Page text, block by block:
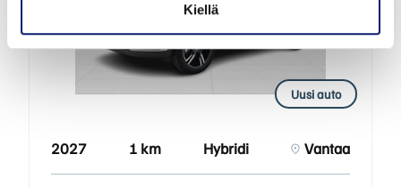
Kiellä
Uusi auto
2027 1 km Hybridi Vantaa